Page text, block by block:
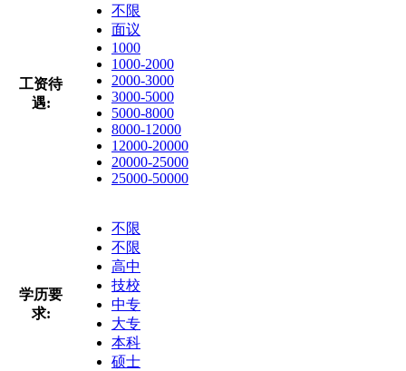
工资待
遇:
不限
面议
1000
1000-2000
2000-3000
3000-5000
5000-8000
8000-12000
12000-20000
20000-25000
25000-50000
学历要
求:
不限
不限
高中
技校
中专
大专
本科
硕士